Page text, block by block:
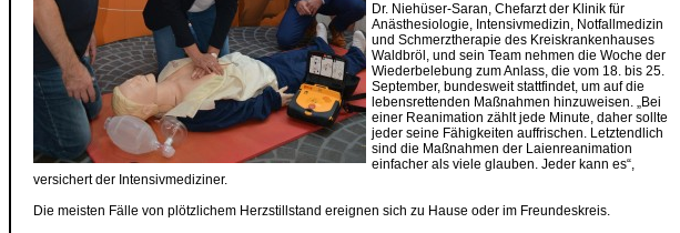
Dr. Niehüser-Saran, Chefarzt der Klinik für
Anästhesiologie, Intensivmedizin, Notfallmedizin
und Schmerztherapie des Kreiskrankenhauses
Waldbröl, und sein Team nehmen die Woche der
Wiederbelebung zum Anlass, die vom 18. bis 25.
September, bundesweit stattfindet, um auf die
lebensrettenden Maßnahmen hinzuweisen. „Bei
einer Reanimation zählt jede Minute, daher sollte
jeder seine Fähigkeiten auffrischen. Letztendlich
sind die Maßnahmen der Laienreanimation
einfacher als viele glauben. Jeder kann es“,
versichert der Intensivmediziner.
Die meisten Fälle von plötzlichem Herzstillstand ereignen sich zu Hause oder im Freundeskreis.